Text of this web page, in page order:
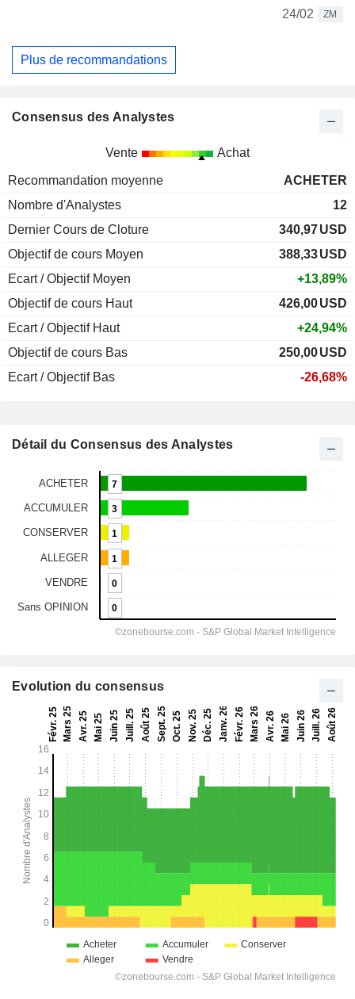
24/02
ZM
Plus de recommandations
Consensus des Analystes
Vente Achat
Recommandation moyenne
ACHETER
Nombre d'Analystes
12
Dernier Cours de Cloture
340,97USD
Objectif de cours Moyen
388,33USD
Ecart / Objectif Moyen
+13,89%
Objectif de cours Haut
426,00USD
Ecart / Objectif Haut
+24,94%
Objectif de cours Bas
250,00USD
Ecart / Objectif Bas
-26,68%
Détail du Consensus des Analystes
Evolution du consensus